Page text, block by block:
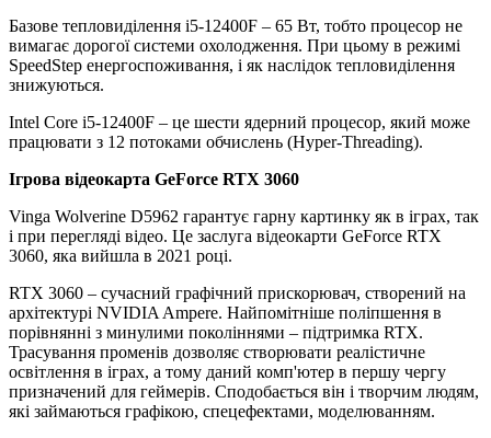
Базове тепловиділення i5-12400F – 65 Вт, тобто процесор не
вимагає дорогої системи охолодження. При цьому в режимі
SpeedStep енергоспоживання, і як наслідок тепловиділення
знижуються.
Intel Core i5-12400F – це шести ядерний процесор, який може
працювати з 12 потоками обчислень (Hyper-Threading).
Ігрова відеокарта GeForce RTX 3060
Vinga Wolverine D5962 гарантує гарну картинку як в іграх, так
і при перегляді відео. Це заслуга відеокарти GeForce RTX
3060, яка вийшла в 2021 році.
RTX 3060 – сучасний графічний прискорювач, створений на
архітектурі NVIDIA Ampere. Найпомітніше поліпшення в
порівнянні з минулими поколіннями – підтримка RTX.
Трасування променів дозволяє створювати реалістичне
освітлення в іграх, а тому даний комп'ютер в першу чергу
призначений для геймерів. Сподобається він і творчим людям,
які займаються графікою, спецефектами, моделюванням.